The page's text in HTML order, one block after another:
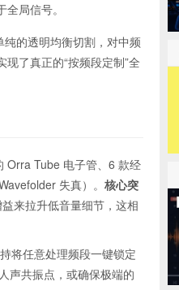
局信号。
的透明均衡切割，对中频
了真正的“按频段定制”全
Orra Tube 电子管、6 款经
失真）。 核心突
来拉升低音量细节，这相
将任意处理频段一键锁定
声共振点，或确保极端的